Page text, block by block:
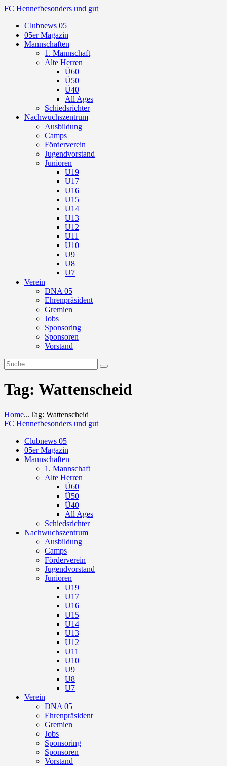
FC Hennefbesonders und gut
Clubnews 05
05er Magazin
Mannschaften
1. Mannschaft
Alte Herren
Ü60
Ü50
Ü40
All Ages
Schiedsrichter
Nachwuchszentrum
Ausbildung
Camps
Förderverein
Jugendvorstand
Junioren
U19
U17
U16
U15
U14
U13
U12
U11
U10
U9
U8
U7
Verein
DNA 05
Ehrenpräsident
Gremien
Jobs
Sponsoring
Sponsoren
Vorstand
Tag: Wattenscheid
Home...Tag: Wattenscheid
FC Hennefbesonders und gut
Clubnews 05
05er Magazin
Mannschaften
1. Mannschaft
Alte Herren
Ü60
Ü50
Ü40
All Ages
Schiedsrichter
Nachwuchszentrum
Ausbildung
Camps
Förderverein
Jugendvorstand
Junioren
U19
U17
U16
U15
U14
U13
U12
U11
U10
U9
U8
U7
Verein
DNA 05
Ehrenpräsident
Gremien
Jobs
Sponsoring
Sponsoren
Vorstand